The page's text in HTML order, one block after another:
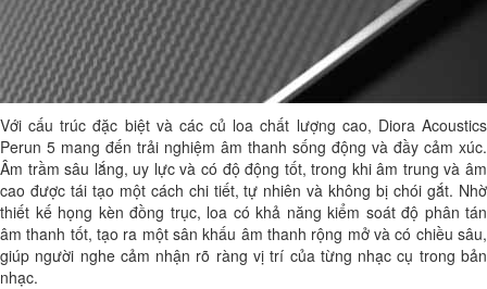
Với cấu trúc đặc biệt và các củ loa chất lượng cao, Diora Acoustics
Perun 5 mang đến trải nghiệm âm thanh sống động và đầy cảm xúc.
Âm trầm sâu lắng, uy lực và có độ động tốt, trong khi âm trung và âm
cao được tái tạo một cách chi tiết, tự nhiên và không bị chói gắt. Nhờ
thiết kế họng kèn đồng trục, loa có khả năng kiểm soát độ phân tán
âm thanh tốt, tạo ra một sân khấu âm thanh rộng mở và có chiều sâu,
giúp người nghe cảm nhận rõ ràng vị trí của từng nhạc cụ trong bản
nhạc.